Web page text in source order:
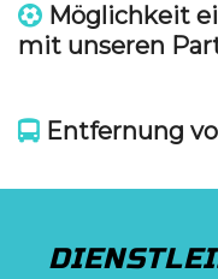
Möglichkeit
mit unseren
Entfernung